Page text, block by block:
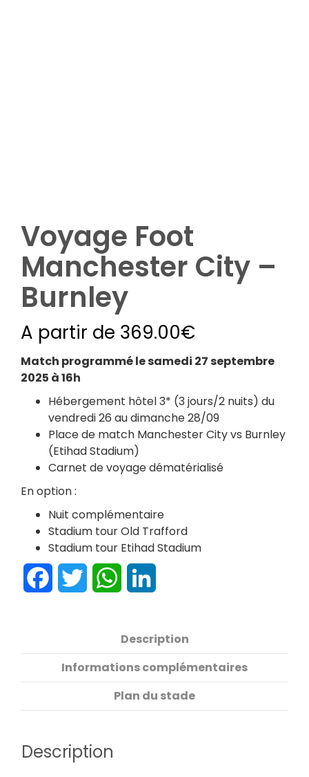
Voyage Foot
Manchester City –
Burnley
A partir de 369.00€
Match programmé le samedi 27 septembre
2025 à 16h
Hébergement hôtel 3* (3 jours/2 nuits) du
vendredi 26 au dimanche 28/09
Place de match Manchester City vs Burnley
(Etihad Stadium)
Carnet de voyage dématérialisé
En option :
Nuit complémentaire
Stadium tour Old Trafford
Stadium tour Etihad Stadium
FacebookTwitter WhatsApp
Description
Informations complémentaires
Plan du stade
Description